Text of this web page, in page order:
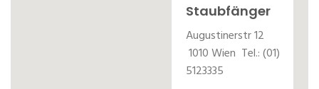
Staubfänger
Augustinerstr 12
1010 Wien Tel.: (01)
5123335